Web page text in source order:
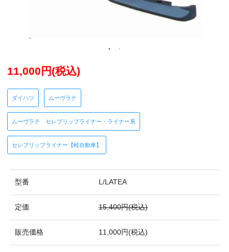
11,000円(税込)
ダイハツ ムーヴラテ
ムーヴラテ セレブリップライナー・ライナー系
セレブリップライナー【軽自動車】
型番 L/LATEA
定価 15,400円(税込)
販売価格 11,000円(税込)